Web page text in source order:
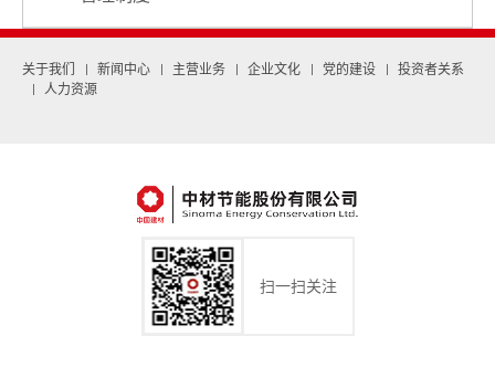
关于我们 新闻中心 主营业务 企业文化 党的建设
投资者关系
人力资源
扫一扫关注